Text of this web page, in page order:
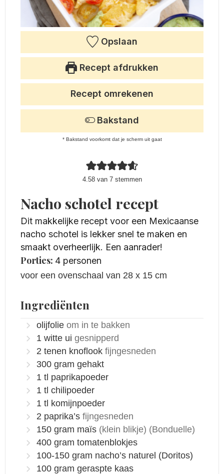
Opslaan
Recept afdrukken
4.58van 7stemmen
Recept omrekenen
Bakstand
* Bakstand voorkomt dat je scherm uit gaat
Nacho schotel recept
Dit makkelijke recept voor een Mexicaanse
nacho schotel is lekker snel te maken en
smaakt overheerlijk. Een aanrader!
Porties: 4 personen
voor een ovenschaal van 28 x 15 cm
Ingrediënten
olijfolie om in te bakken
1 witte ui gesnipperd
2 tenen knoflook fijngesneden
300 gram gehakt
1 tl paprikapoeder
1 tl chilipoeder
1 tl komijnpoeder
2 paprika’s fijngesneden
150 gram maïs (klein blikje) (Bonduelle)
400 gram tomatenblokjes
100-150 gram nacho’s naturel (Doritos)
100 gram geraspte kaas